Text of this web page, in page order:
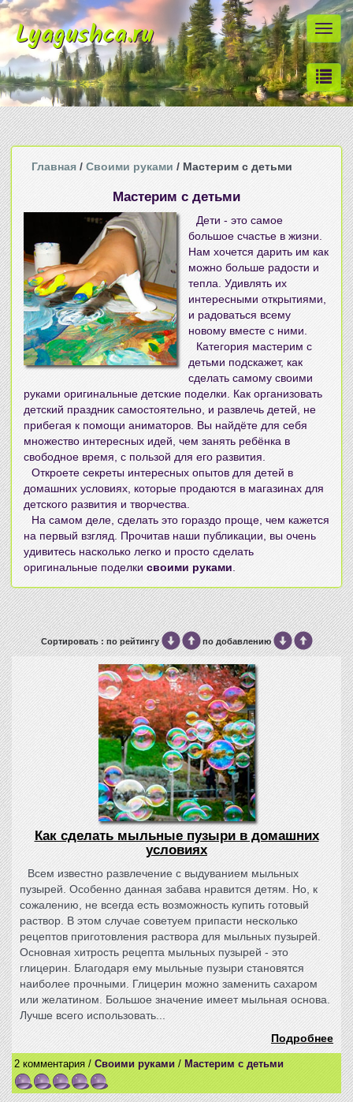
Lyagushca.ru
Главная / Своими руками / Мастерим с детьми
Мастерим с детьми
Дети - это самое
большое счастье в жизни.
Нам хочется дарить им как
можно больше радости и
тепла. Удивлять их
интересными открытиями,
и радоваться всему
новому вместе с ними.
Категория мастерим с
детьми подскажет, как
сделать самому своими
руками оригинальные детские поделки. Как организовать
детский праздник самостоятельно, и развлечь детей, не
прибегая к помощи аниматоров. Вы найдёте для себя
множество интересных идей, чем занять ребёнка в
свободное время, с пользой для его развития.
Откроете секреты интересных опытов для детей в
домашних условиях , которые продаются в магазинах для
детского развития и творчества.
На самом деле, сделать это гораздо проще, чем кажется
на первый взгляд. Прочитав наши публикации, вы очень
удивитесь насколько легко и просто сделать
оригинальные поделки своими руками
Сортировать : по рейтингу по добавлению
Как сделать мыльные пузыри в домашних
условиях
Всем известно развлечение с выдуванием мыльных
пузырей. Особенно данная забава нравится детям. Но, к
сожалению, не всегда есть возможность купить готовый
раствор. В этом случае советуем припасти несколько
рецептов приготовления раствора для мыльных пузырей.
Основная хитрость рецепта мыльных пузырей - это
глицерин. Благодаря ему мыльные пузыри становятся
наиболее прочными. Глицерин можно заменить сахаром
или желатином. Большое значение имеет мыльная основа.
Лучше всего использовать...
Подробнее
2 комментария / Своими руками / Мастерим с детьми